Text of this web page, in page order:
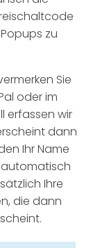
zu
Sie
oder im
erfassen wir
dann
Ihr Name
Ihre
die dann